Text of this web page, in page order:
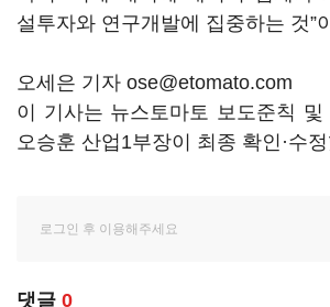
설투자와 연구개발에 집중하는 것”
오세은 기자 ose@etomato.com
이 기사는 뉴스토마토 보도준칙
오승훈 산업1부장이 최종 확인·수
댓글 0